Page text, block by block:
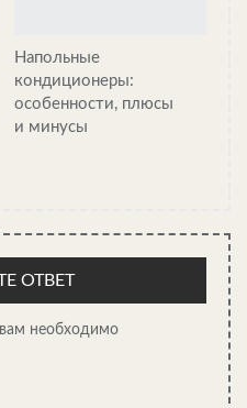
требует, полив проводится
медонос.
и рокариев,
Цветёт всё лето,
розового до насыщенно-
Напольные
кондиционеры:
особенности, плюсы
и минусы
ОТВЕТ
необходимо